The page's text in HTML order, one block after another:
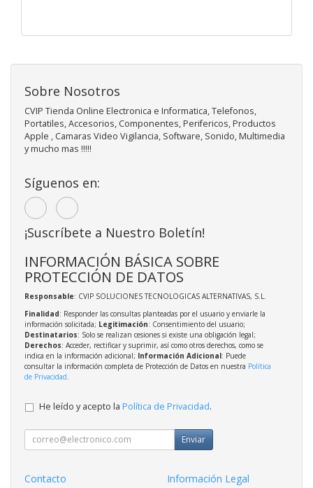
Sobre Nosotros
CVIP Tienda Online Electronica e Informatica, Telefonos,
Portatiles, Accesorios, Componentes, Perifericos, Productos
Apple , Camaras Video Vigilancia, Software, Sonido, Multimedia
y mucho mas !!!!!
Síguenos en:
¡Suscríbete a Nuestro Boletín!
INFORMACIÓN BÁSICA SOBRE
PROTECCIÓN DE DATOS
Responsable: CVIP SOLUCIONES TECNOLOGICAS ALTERNATIVAS, S.L.
Finalidad: Responder las consultas planteadas por el usuario y enviarle la
información solicitada; Legitimación: Consentimiento del usuario;
Destinatarios: Solo se realizan cesiones si existe una obligación legal;
Derechos: Acceder, rectificar y suprimir, así como otros derechos, como se
indica en la información adicional; Información Adicional: Puede
consultar la información completa de Protección de Datos en nuestra Política
de Privacidad
He leído y acepto la Política de Privacidad.
Enviar
Contacto
Información Legal